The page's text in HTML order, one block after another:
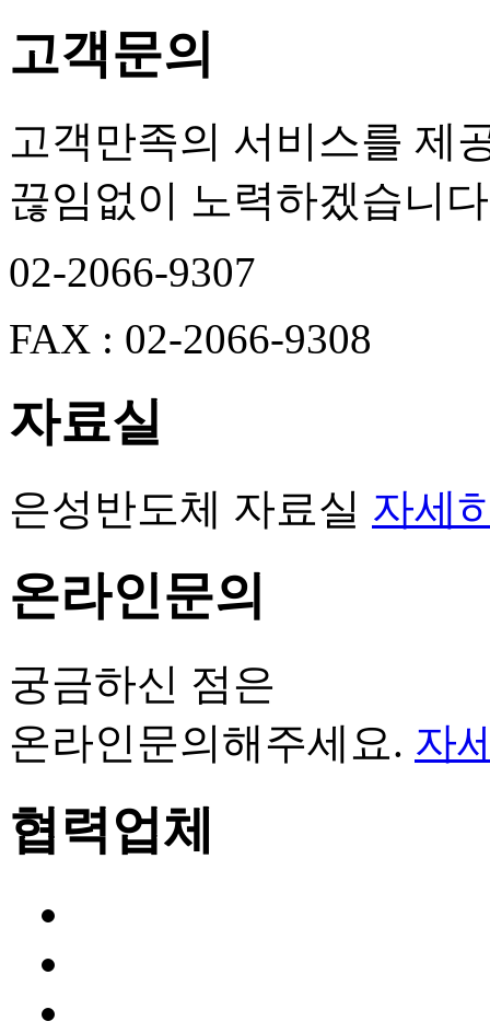
고객문의
고객만족의 서비스를 제
끊임없이 노력하겠습니
02-2066-9307
FAX : 02-2066-9308
자료실
은성반도체 자료실 자세
온라인문의
궁금하신 점은
온라인문의해주세요. 자
협력업체